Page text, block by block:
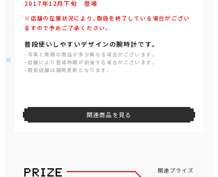
2017年12月下旬 登場
※店舗の在庫状況により、取扱を終了している場合がござい
ますので予めご了承ください。
普段使いしやすいデザインの腕時計です。
・写真と実際の商品が多少異なる場合がございます。
・店舗により登場時期が前後する場合がございます。
・取扱店舗は随時更新となります。
関連商品を見る
関連プライズ